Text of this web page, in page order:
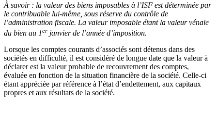
À savoir : la valeur des biens imposables à l’ISF est déterminée par
le contribuable lui-même, sous réserve du contrôle de
l’administration fiscale. La valeur imposable étant la valeur vénale
du bien au 1er janvier de l’année d’imposition.
Lorsque les comptes courants d’associés sont détenus dans des
sociétés en difficulté, il est considéré de longue date que la valeur à
déclarer est la valeur probable de recouvrement des comptes,
évaluée en fonction de la situation financière de la société. Celle-ci
étant appréciée par référence à l’état d’endettement, aux capitaux
propres et aux résultats de la société.